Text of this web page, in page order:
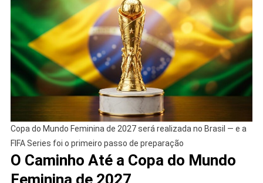
Copa do Mundo Feminina de 2027 será realizada no Brasil — e a
FIFA Series foi o primeiro passo de preparação
O Caminho Até a Copa do Mundo